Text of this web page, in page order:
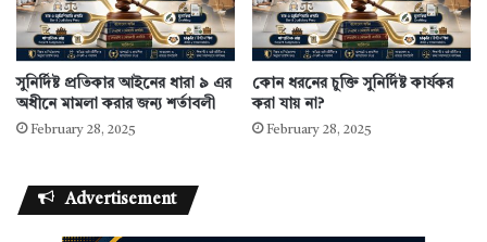
সুনির্দিষ্ট প্রতিকার আইনের ধারা ৯ এর
অধীনে মামলা করার জন্য শর্তাবলী
February 28, 2025
কোন ধরনের চুক্তি সুনির্দিষ্ট কার্যকর
করা যায় না?
February 28, 2025
Advertisement